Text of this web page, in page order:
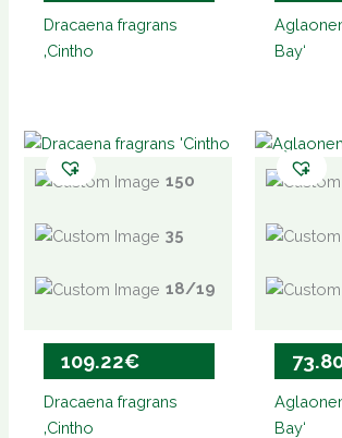
Dracaena fragrans
‚Cintho
Bay‘
150
35
18/19
109.22€
Dracaena fragrans
‚Cintho
Bay‘